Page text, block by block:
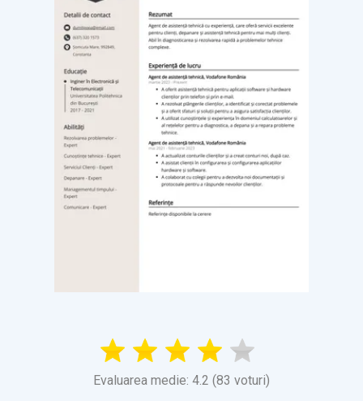
Evaluarea medie: 4.2 (83 voturi)